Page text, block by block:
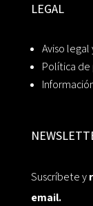
LEGAL
Aviso
Política de
Suscríbete y
email.